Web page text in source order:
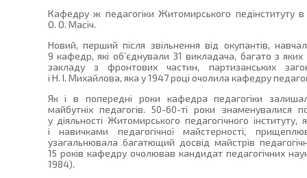
Кафедру ж педагогіки Житомирського педінституту
О. О. Масіч.
Новий, перший після звільнення від окупантів,
9 кафедр, які об’єднували 31 викладача, багато з
закладу з фронтових частин, партизанських
і Н. І. Михайлова, яка у 1947 році очолила кафедру
Як і в попередні роки кафедра педагогіки
майбутніх педагогів. 50-60-ті роки знаменувалися
у діяльності Житомирського педагогічного
і навичками педагогічної майстерності,
узагальнювала багатющий досвід майстрів
15 років кафедру очолював кандидат педагогічних
1984).